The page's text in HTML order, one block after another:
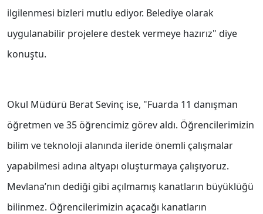
ilgilenmesi bizleri mutlu ediyor. Belediye olarak
uygulanabilir projelere destek vermeye hazırız" diye
konuştu.
Okul Müdürü Berat Sevinç ise, "Fuarda 11 danışman
öğretmen ve 35 öğrencimiz görev aldı. Öğrencilerimizin
bilim ve teknoloji alanında ileride önemli çalışmalar
yapabilmesi adına altyapı oluşturmaya çalışıyoruz.
Mevlana’nın dediği gibi açılmamış kanatların büyüklüğü
bilinmez. Öğrencilerimizin açacağı kanatların